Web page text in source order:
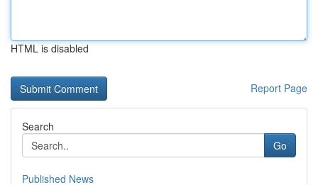
HTML is disabled
Report Page
Search
Go
Published News